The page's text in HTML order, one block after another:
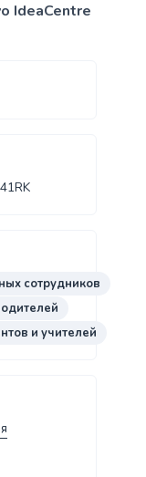
IdeaCentre
сотрудников
и учителей